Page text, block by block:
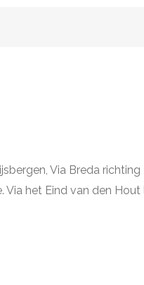
Via Breda richting
het Eind van den Hout